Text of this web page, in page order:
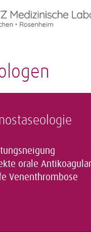
orale
Venenthrombose